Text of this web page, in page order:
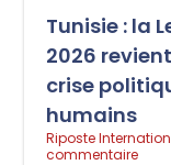
Tunisie : la
2026
crise
humains
Riposte
commentaire